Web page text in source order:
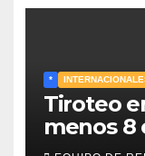
*
Tiroteo
menos 8
muertos